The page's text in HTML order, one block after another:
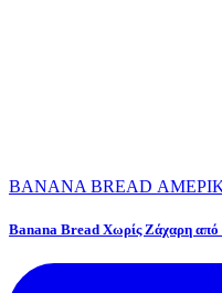
BANANA BREAD
Banana Bread Χωρίς Ζάχαρη